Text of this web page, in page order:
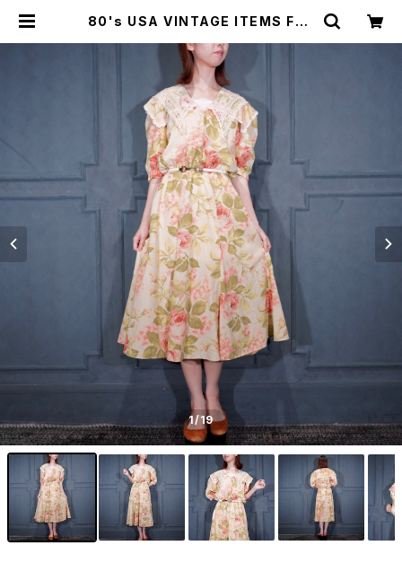
80's USA VINTAGE ITEMS FLO
R DESIGN HALF SLEEVE ONE P
IECE/80年代アメリカ古着お花柄レ
ース襟デザイン半袖ワンピース | Tit
ti Vintage
1/19